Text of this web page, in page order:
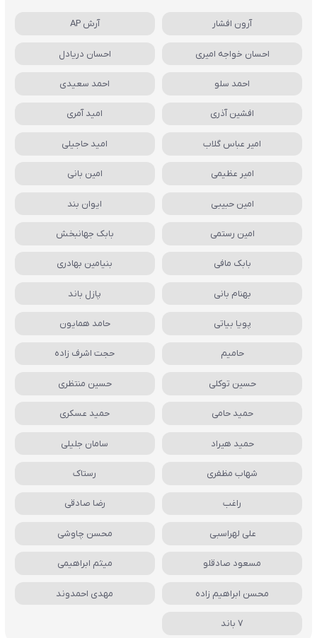
آرون افشار آرش AP
احسان خواجه امیری احسان دریادل
احمد سلو احمد سعیدی
افشین آذری امید آمری
امیر عباس گلاب امید حاجیلی
امیر عظیمی امین بانی
امین حبیبی ایوان بند
امین رستمی بابک جهانبخش
بابک مافی بنیامین بهادری
بهنام بانی پازل باند
پویا بیاتی حامد همایون
حامیم حجت اشرف زاده
حسین توکلی حسین منتظری
حمید حامی حمید عسکری
حمید هیراد سامان جلیلی
شهاب مظفری رستاک
راغب رضا صادقی
علی لهراسبی محسن چاوشی
مسعود صادقلو میثم ابراهیمی
محسن ابراهیم زاده مهدی احمدوند
7 باند